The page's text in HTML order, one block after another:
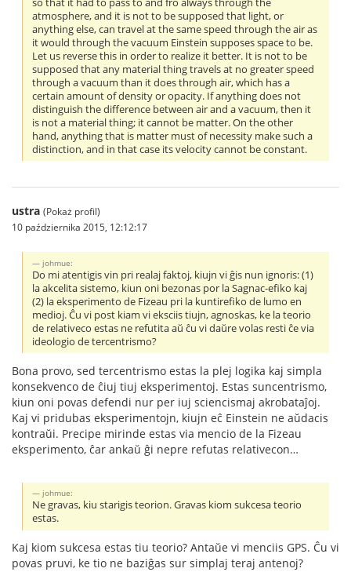
atmosphere, and it is not to be supposed that light, or
anything else, can travel at the same speed through the air as
it would through the vacuum Einstein supposes space to be.
Let us reverse this in order to realize it better. It is not to be
supposed that any material thing travels at no greater speed
through a vacuum than it does through air, which has a
certain amount of density or opacity. If anything does not
distinguish the difference between air and a vacuum, then it
is not a material thing; it cannot be matter. On the other
hand, anything that is matter must of necessity make such a
distinction, and in that case its velocity cannot be constant.
ustra (Pokaż profil)
10 października 2015, 12:12:17
johmue:
Do mi atentigis vin pri realaj faktoj, kiujn vi ĝis nun ignoris: (1)
la akcelita sistemo, kiun oni bezonas por la Sagnac-efiko kaj
(2) la eksperimento de Fizeau pri la kuntirefiko de lumo en
medioj. Ĉu vi post kiam vi eksciis tiujn, agnoskas, ke la teorio
de relativeco estas ne refutita aŭ ĉu vi daŭre volas resti ĉe via
ideologio de tercentrismo?
Bona provo, sed tercentrismo estas la plej logika kaj simpla
konsekvenco de ĉiuj tiuj eksperimentoj. Estas suncentrismo,
kiun oni povas defendi nur per iuj sciencismaj akrobataĵoj.
Kaj vi pridubas eksperimentojn, kiujn eĉ Einstein ne aŭdacis
kontraŭi. Precipe mirinde estas via mencio de la Fizeau
eksperimento, ĉar ankaŭ ĝi nepre refutas relativecon…
johmue:
Ne gravas, kiu starigis teorion. Gravas kiom sukcesa teorio
estas.
Kaj kiom sukcesa estas tiu teorio? Antaŭe vi menciis GPS. Ĉu vi
povas pruvi, ke tio ne baziĝas sur simplaj teraj antenoj?